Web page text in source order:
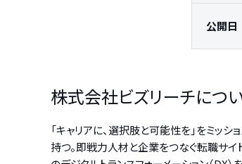
公開日
株式会社ビズリーチにつ
「キャリアに、選択肢と可能性を」をミッ
持つ。即戦力人材と企業をつなぐ転職サイ